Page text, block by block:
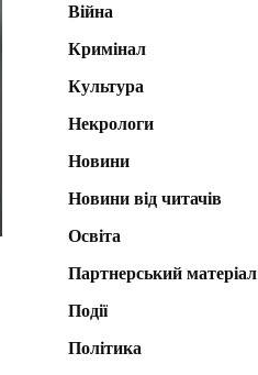
Війна
Кримінал
Культура
Некрологи
Новини
Новини від читачів
Освіта
Партнерський матеріал
Події
Політика